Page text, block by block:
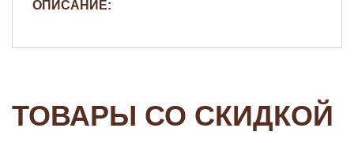
ОПИСАНИЕ:
ТОВАРЫ СО СКИДКОЙ